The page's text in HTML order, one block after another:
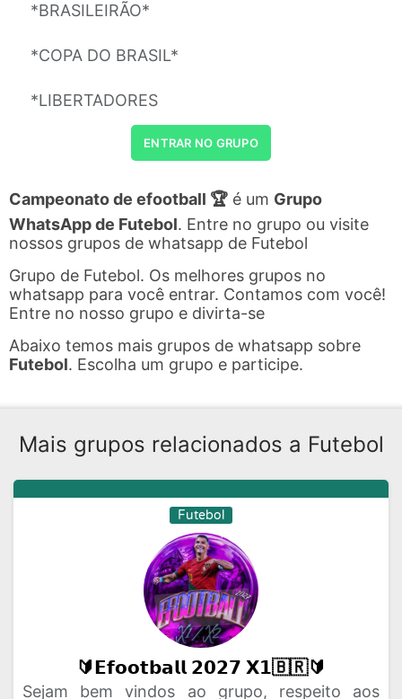
*BRASILEIRÃO*
*COPA DO BRASIL*
*LIBERTADORES
ENTRAR NO GRUPO
Campeonato de efootball 🏆 é um Grupo
WhatsApp de Futebol. Entre no grupo ou visite
nossos grupos de whatsapp de Futebol
Grupo de Futebol. Os melhores grupos no
whatsapp para você entrar. Contamos com você!
Entre no nosso grupo e divirta-se
Abaixo temos mais grupos de whatsapp sobre
Futebol. Escolha um grupo e participe.
Mais grupos relacionados a Futebol
Futebol
🔰𝗘𝗳𝗼𝗼𝘁𝗯𝗮𝗹𝗹 𝟮𝟬𝟮𝟳 𝗫𝟭🇧🇷🔰
Sejam bem vindos ao grupo, respeito aos